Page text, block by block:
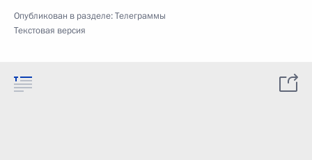
Опубликован в разделе:Телеграммы
Текстовая версия